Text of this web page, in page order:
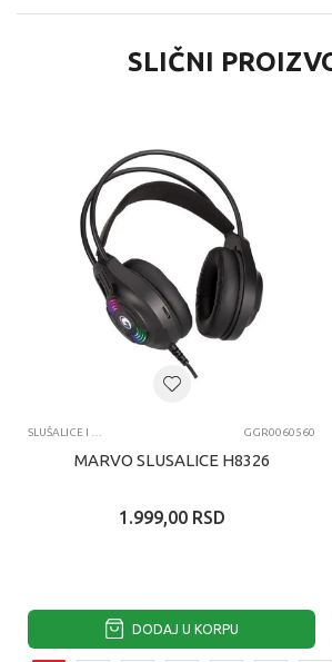
SLIČNI
SLUŠALICE I MIKROFONI GGR0060560
MARVO SLUSALICE H8326
1.999,00 RSD
DODAJ U KORPU